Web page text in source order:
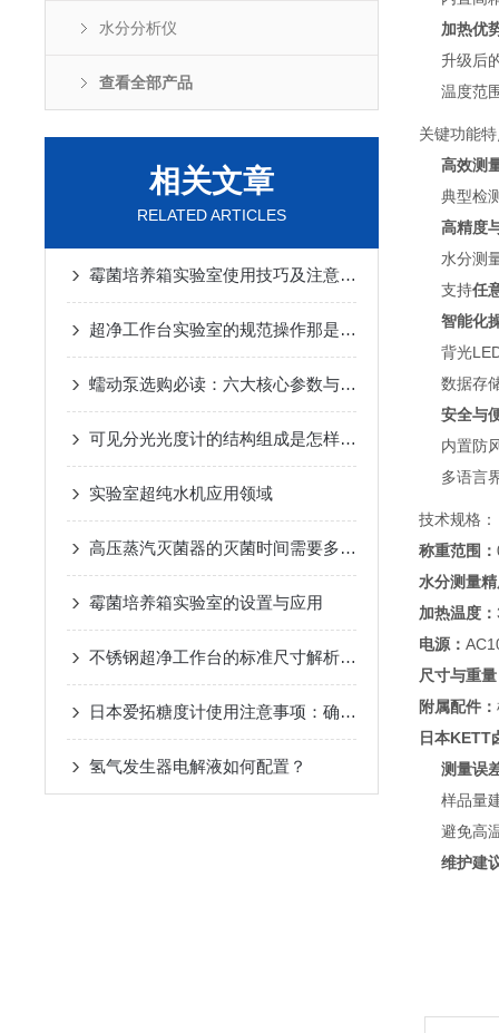
水分分析仪
查看全部产品
相关文章
RELATED ARTICLES
霉菌培养箱实验室使用技巧及注意事项
超净工作台实验室的规范操作那是一点也不能大意
蠕动泵选购必读：六大核心参数与五大常见误区深度指南
可见分光光度计的结构组成是怎样的？
实验室超纯水机应用领域
高压蒸汽灭菌器的灭菌时间需要多久？
霉菌培养箱实验室的设置与应用
不锈钢超净工作台的标准尺寸解析与应用
日本爱拓糖度计使用注意事项：确保准确测量糖度的关键
氢气发生器电解液如何配置？
加热优
升级后
温度范
关键功能
高效测
典型检
高精度
水分测
支持任
智能化
背光
数据存
安全与
内置防
多语言
技术规格：
称重范围：
水分测量
加热温度：
电源：
尺寸与重
附属配件：
日本KETT
测量误
样品量
避免高
维护建